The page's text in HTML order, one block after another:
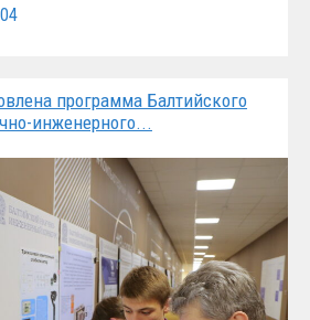
программа Балтийского
инженерного...